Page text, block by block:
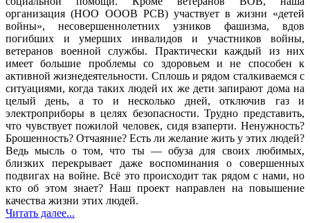
организация (НОО ОООВ РСВ) участвует в жизни «детей
войны», несовершеннолетних узников фашизма, вдов
погибших и умерших инвалидов и участников войны,
ветеранов военной службы. Практически каждый из них
имеет большие проблемы со здоровьем и не способен к
активной жизнедеятельности. Сплошь и рядом сталкиваемся с
ситуациями, когда таких людей их же дети запирают дома на
целый день, а то и несколько дней, отключив газ и
электроприборы в целях безопасности. Трудно представить,
что чувствует пожилой человек, сидя взаперти. Ненужность?
Брошенность? Отчаяние? Есть ли желание жить у этих людей?
Ведь мысль о том, что ты — обуза для своих любимых,
близких перекрывает даже воспоминания о совершенных
подвигах на войне. Всё это происходит так рядом с нами, но
кто об этом знает? Наш проект направлен на повышение
качества жизни этих людей.
Читать далее...